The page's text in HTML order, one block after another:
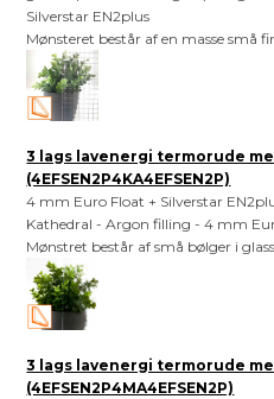
Silverstar EN2plus
Mønsteret består af en masse små
3 lags lavenergi termorude
(4EFSEN2P4KA4EFSEN2P)
4 mm Euro Float + Silverstar
Kathedral - Argon filling - 4 mm
Mønstret består af små bølger i
3 lags lavenergi termorude
(4EFSEN2P4MA4EFSEN2P)